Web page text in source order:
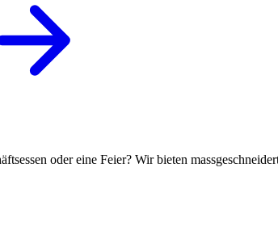
oder eine Feier? Wir bieten